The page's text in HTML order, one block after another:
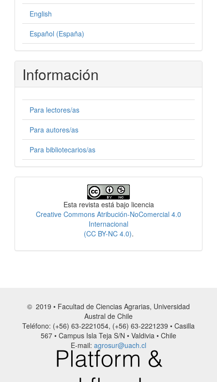
English
Español (España)
Información
Para lectores/as
Para autores/as
Para bibliotecarios/as
Esta revista está bajo licencia
Creative Commons Atribución-NoComercial 4.0
Internacional
(CC BY-NC 4.0).
© 2019 • Facultad de Ciencias Agrarias, Universidad
Austral de Chile
Teléfono: (+56) 63-2221054, (+56) 63-2221239 • Casilla
567 • Campus Isla Teja S/N • Valdivia • Chile
E-mail: agrosur@uach.cl